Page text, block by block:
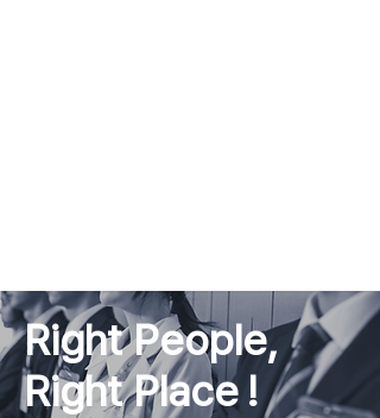
Right People,
Right Place !